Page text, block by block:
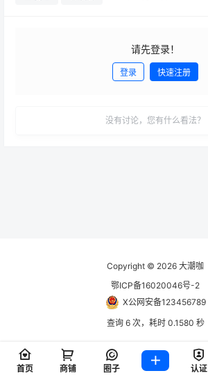
请先登录！
登录 快速注册
没有讨论，您有什么看法？
Copyright © 2026 大潮咖
鄂ICP备16020046号-2
X公网安备123456789
查询 6 次，耗时 0.1580 秒
首页 商铺 圈子 认证